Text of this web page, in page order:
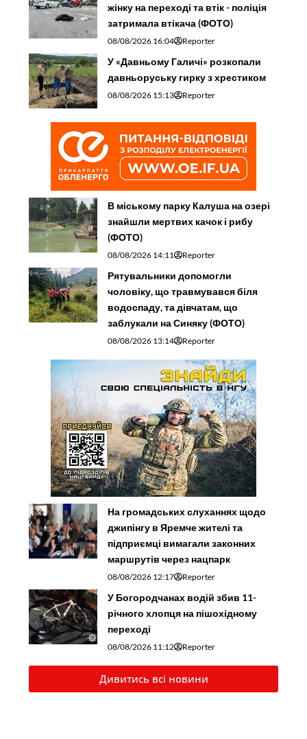
жінку на переході та втік - поліція
затримала втікача (ФОТО)
08/08/2026 16:04 Reporter
У «Давньому Галичі» розкопали
давньоруську гирку з хрестиком
08/08/2026 15:13 Reporter
В міському парку Калуша на озері
знайшли мертвих качок і рибу
(ФОТО)
08/08/2026 14:11 Reporter
Рятувальники допомогли
чоловіку, що травмувався біля
водоспаду, та дівчатам, що
заблукали на Синяку (ФОТО)
08/08/2026 13:14 Reporter
На громадських слуханнях щодо
джипінгу в Яремче житeлі та
підприємці вимагали законних
маршрутів через нацпарк
08/08/2026 12:17 Reporter
У Богородчанах водій збив 11-
річного хлопця на пішохідному
переході
08/08/2026 11:12 Reporter
Дивитись всі новини